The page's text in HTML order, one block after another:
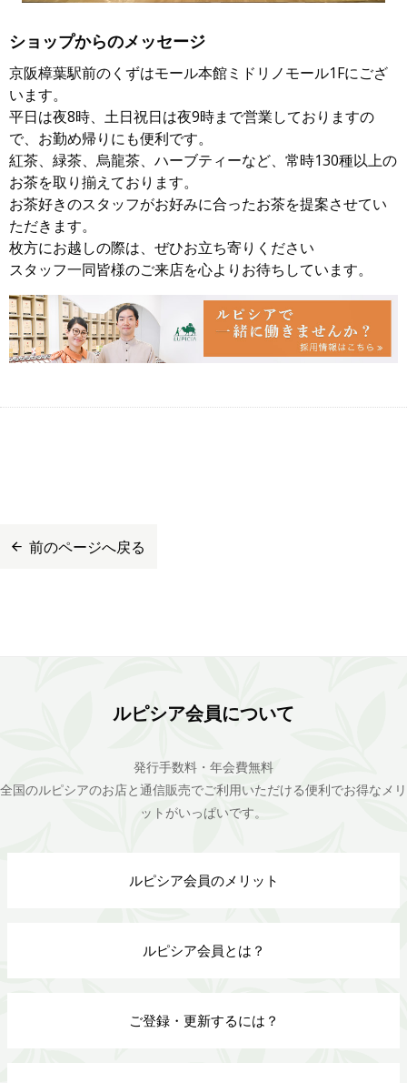
ショップからのメッセージ
京阪樟葉駅前のくずはモール本館ミドリノモール1Fにござ
います。
平日は夜8時、土日祝日は夜9時まで営業しておりますの
で、お勤め帰りにも便利です。
紅茶、緑茶、烏龍茶、ハーブティーなど、常時130種以上の
お茶を取り揃えております。
お茶好きのスタッフがお好みに合ったお茶を提案させてい
ただきます。
枚方にお越しの際は、ぜひお立ち寄りください
スタッフ一同皆様のご来店を心よりお待ちしています。
前のページへ戻る
ルピシア会員について
発行手数料・年会費無料
全国のルピシアのお店と通信販売でご利用いただける便利でお得なメリ
ットがいっぱいです。
ルピシア会員のメリット
ルピシア会員とは？
ご登録・更新するには？